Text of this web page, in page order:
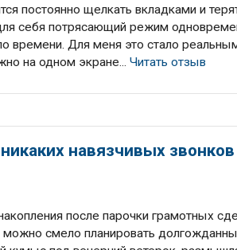
постоянно щелкать вкладками и
себя потрясающий режим
времени. Для меня это стало
на одном экране...Читать отзыв
навязчивых звонков
после парочки грамотных
можно смело планировать